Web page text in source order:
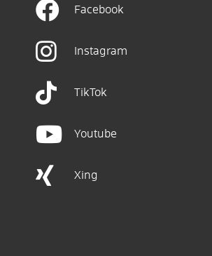
Facebook
Instagram
TikTok
Youtube
Xing